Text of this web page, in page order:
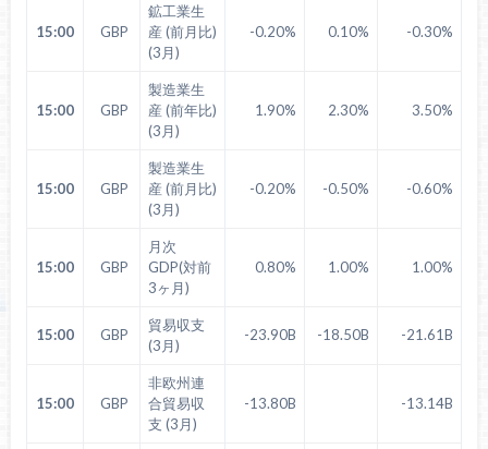
15:00 GBP
鉱工業生
産 (前月比)
(3月)
-0.20% 0.10% -0.30%
15:00 GBP
製造業生
産 (前年比)
(3月)
1.90% 2.30% 3.50%
15:00 GBP
製造業生
産 (前月比)
(3月)
-0.20% -0.50% -0.60%
15:00 GBP
月次
GDP(対前
3ヶ月)
0.80% 1.00% 1.00%
15:00 GBP
貿易収支
(3月)
-23.90B -18.50B -21.61B
15:00 GBP
非欧州連
合貿易収
支 (3月)
-13.80B -13.14B